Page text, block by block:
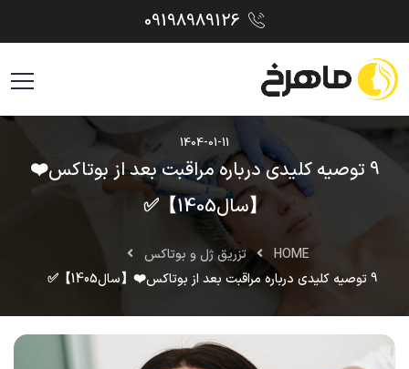
1404-01-11
9 توصیه کلیدی درباره مراقبت بعد از بوتاکس❤️
【سال1405】✅
HOME
تزریق ژل و بوتاکس
9 توصیه کلیدی درباره مراقبت بعد از بوتاکس❤️【سال1405】✅